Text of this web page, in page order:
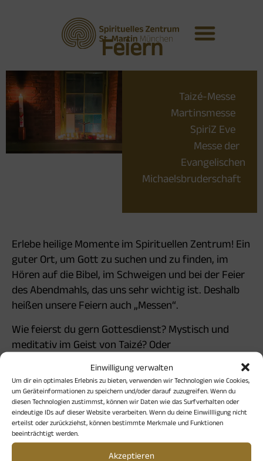
Einwilligung verwalten
Um dir ein optimales Erlebnis zu bieten, verwenden wir Technologien wie Cookies,
um Geräteinformationen zu speichern und/oder darauf zuzugreifen. Wenn du
diesen Technologien zustimmst, können wir Daten wie das Surfverhalten oder
eindeutige IDs auf dieser Website verarbeiten. Wenn du deine Einwillligung nicht
erteilst oder zurückziehst, können bestimmte Merkmale und Funktionen
beeinträchtigt werden.
Akzeptieren
Feiern
Taizé-Messe
Martinsmesse
SpiriZ Eve
Messe der
Evangelischen
Michaelsbruderschaft
Erlebe heilige Momente im Spirituellen Zentrum! Ein
guter Ort, um Gott zu suchen und zu finden, im
Hören auf die Bibel, im Schweigen und bei der Feier
des Abendmahls, das uns sehr wichtig ist. Deshalb
heißen unsere Feiern auch „Messen“.
Wie feierst du gern Gottesdienst? Mystisch und
meditativ im Geist von Taizé? Oder
Oder liturgisch und feierlich mit klassischen
Formen?
Im Spirituellen Zentrum findest du Feiern, die zu
deiner Suche und Sehnsucht passen! Komm vorbei
und feier mit!